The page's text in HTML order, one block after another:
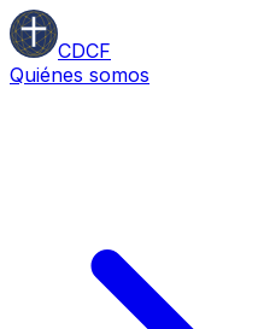
CDCF
Quiénes somos